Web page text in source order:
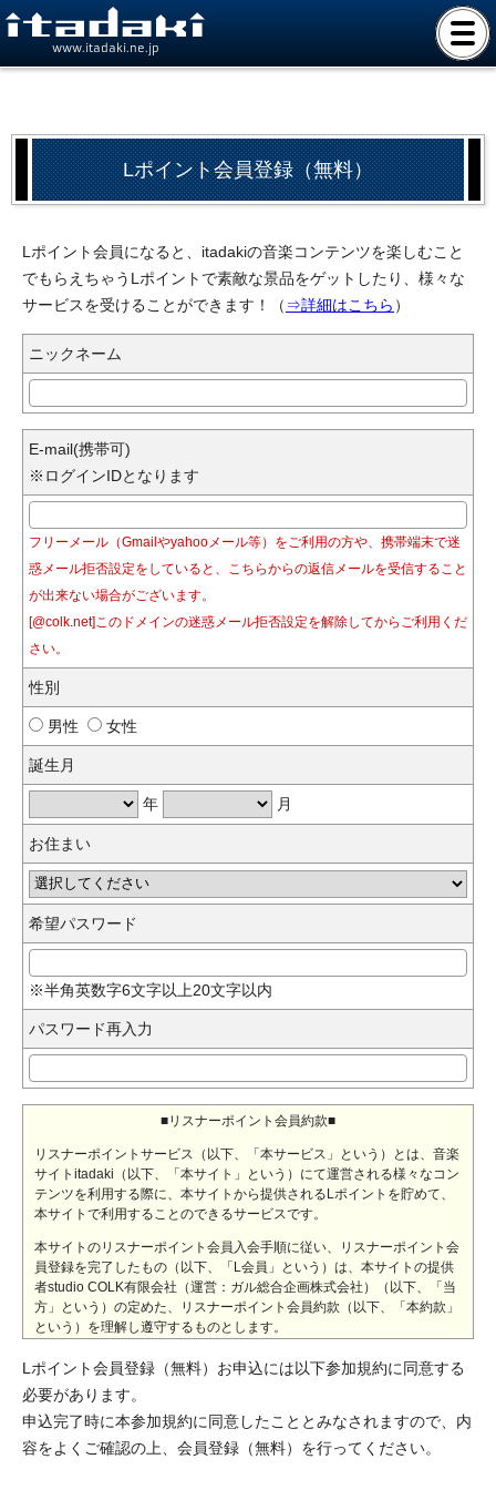
www.itadaki.ne.jp
Lポイント会員登録（無料）
Lポイント会員になると、itadakiの音楽コンテンツを楽しむこと
でもらえちゃうLポイントで素敵な景品をゲットしたり、様々な
サービスを受けることができます！（ ⇒詳細はこちら ）
ニックネーム
E-mail(携帯可)
※ログインIDとなります
フリーメール（Gmailやyahooメール等）をご利用の方や、携帯端末で迷
惑メール拒否設定をしていると、こちらからの返信メールを受信すること
が出来ない場合がございます。
[@colk.net]このドメインの迷惑メール拒否設定を解除してからご利用くだ
さい。
性別
男性 女性
誕生月
年 月
お住まい
希望パスワード
※半角英数字6文字以上20文字以内
パスワード再入力
■リスナーポイント会員約款■
リスナーポイントサービス（以下、「本サービス」という）とは、音楽
サイトitadaki（以下、「本サイト」という）にて運営される様々なコン
テンツを利用する際に、本サイトから提供されるLポイントを貯めて、
本サイトで利用することのできるサービスです。
本サイトのリスナーポイント会員入会手順に従い、リスナーポイント会
員登録を完了したもの（以下、「L会員」という）は、本サイトの提供
者studio COLK有限会社（運営：ガル総合企画株式会社）（以下、「当
方」という）の定めた、リスナーポイント会員約款（以下、「本約款」
という）を理解し遵守するものとします。
また、L会員入会申込をした時点でL会員は本約款に同意したものとしま
す。
◆第1条（サービス・コンテンツにおける無保証）
当方は、本サイト上の掲載内容の真偽、正確性、本サイトへの
Lポイント会員登録（無料）お申込には以下参加規約に同意する
必要があります。
申込完了時に本参加規約に同意したこととみなされますので、内
容をよくご確認の上、会員登録（無料）を行ってください。